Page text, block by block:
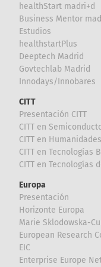
healthStart madri+d
Business Mentor
Estudios
healthstartPlus
Deeptech Madrid
Govtechlab Madrid
Innodays/Innobares
CITT
Presentación CITT
CITT en
CITT en
CITT en Tecnologías
CITT en Tecnologías
Europa
Presentación
Horizonte Europa
Marie Sklodowska-
European Research
EIC
Enterprise Europe